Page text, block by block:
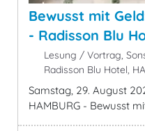
Bewusst mit
- Radisson Blu
Lesung / Vortrag,
Radisson Blu Hotel,
Samstag, 29. August
HAMBURG - Bewusst